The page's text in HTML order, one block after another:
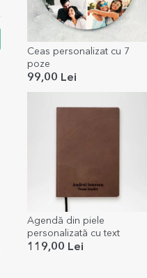
Ceas personalizat cu 7
poze
99,00 Lei
Agendă din piele
personalizată cu text
119,00 Lei